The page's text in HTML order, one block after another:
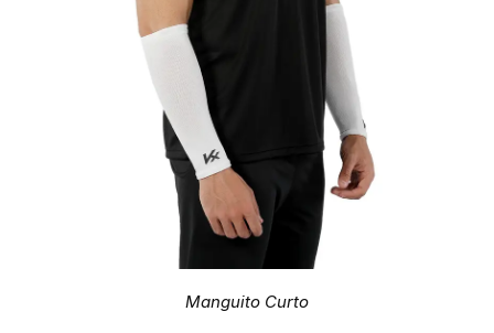
Manguito Curto